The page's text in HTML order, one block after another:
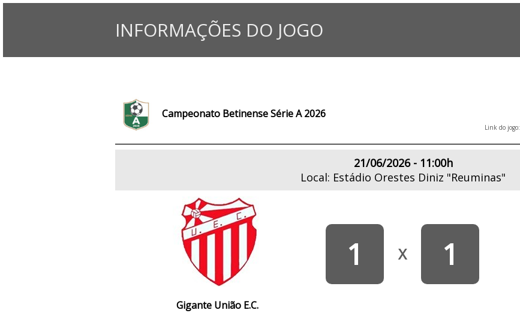
INFORMAÇÕES DO JOGO
Campeonato Betinense Série A 2026
Link do jogo:
21/06/2026 - 11:00h
Local: Estádio Orestes Diniz "Reuminas"
Gigante União E.C.
1 X 1